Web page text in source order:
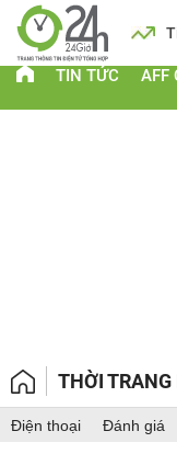
Lịch
TIN TỨC AFF
THỜI
Điện thoại Đánh giá